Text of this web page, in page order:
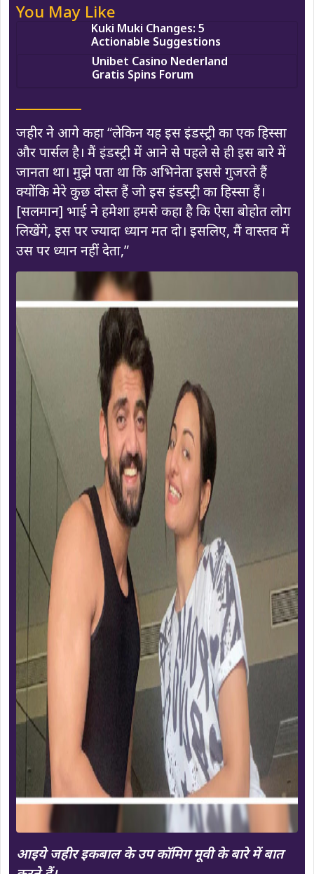
You May Like
Kuki Muki Changes: 5
Actionable Suggestions
Unibet Casino Nederland
Gratis Spins Forum
जहीर ने आगे कहा “लेकिन यह इस इंडस्ट्री का एक हिस्सा
और पार्सल है। मैं इंडस्ट्री में आने से पहले से ही इस बारे में
जानता था। मुझे पता था कि अभिनेता इससे गुजरते हैं
क्योंकि मेरे कुछ दोस्त हैं जो इस इंडस्ट्री का हिस्सा हैं।
[सलमान] भाई ने हमेशा हमसे कहा है कि ऐसा बोहोत लोग
लिखेंगे, इस पर ज्यादा ध्यान मत दो। इसलिए, मैं वास्तव में
उस पर ध्यान नहीं देता,”
आइये जहीर इकबाल के उप कॉमिग मूवी के बारे में बात